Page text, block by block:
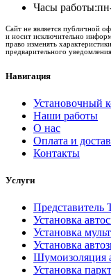
Часы работы:
Сайт не является публичной
и носит исключительно
право изменять
предварительного
Навигация
Установочный
Наши работы
О нас
Оплата и
Контакты
Услуги
Представитель
Установка
Установка
Установка
Шумоизоляция
Установка